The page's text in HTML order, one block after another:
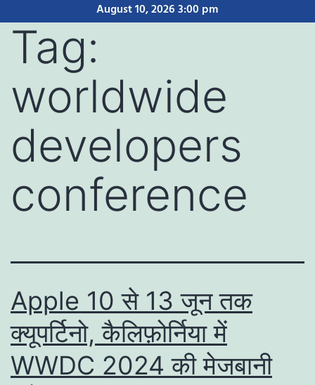
August 10, 2026 3:00 pm
Tag:
worldwide
developers
conference
Apple 10 से 13 जून तक
क्यूपर्टिनो, कैलिफ़ोर्निया में
WWDC 2024 की मेजबानी